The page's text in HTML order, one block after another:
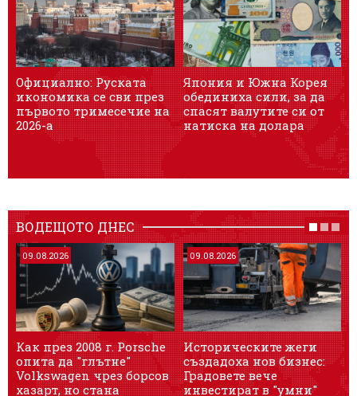
Официално: Руската
икономика се сви през
първото тримесечие на
2026-а
Япония и Южна Корея
обединиха сили, за да
спасят валутите си от
натиска на долара
ВОДЕЩОТО ДНЕС
09.08.2026
Как през 2008 г. Porsche
опита да "глътне"
Volkswagen чрез борсов
хазарт, но стана
09.08.2026
Историческите жеги
създадоха нов бизнес:
Градовете вече
инвестират в "умни"